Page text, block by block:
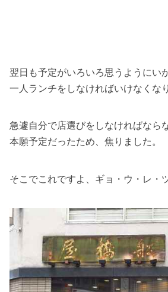
翌日も予定がいろいろ思うようにい
一人ランチをしなければいけなくな
急遽自分で店選びをしなければなら
本願予定だったため、焦りました。
そこでこれですよ、ギョ・ウ・レ・ツ